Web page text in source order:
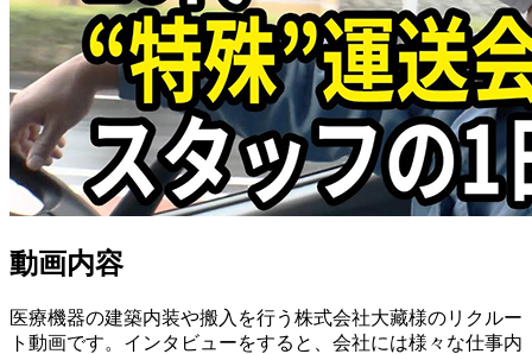
動画内容
医療機器の建築内装や搬入を行う株式会社大藏様のリクルー
ト動画です。インタビューをすると、会社には様々な仕事内